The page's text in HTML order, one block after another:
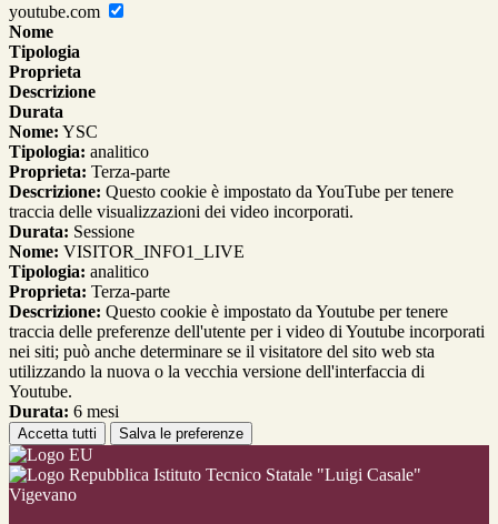
youtube.com
Nome
Tipologia
Proprieta
Descrizione
Durata
Nome: YSC
Tipologia: analitico
Proprieta: Terza-parte
Descrizione: Questo cookie è impostato da YouTube per tenere
traccia delle visualizzazioni dei video incorporati.
Durata: Sessione
Nome: VISITOR_INFO1_LIVE
Tipologia: analitico
Proprieta: Terza-parte
Descrizione: Questo cookie è impostato da Youtube per tenere
traccia delle preferenze dell'utente per i video di Youtube incorporati
nei siti; può anche determinare se il visitatore del sito web sta
utilizzando la nuova o la vecchia versione dell'interfaccia di
Youtube.
Durata: 6 mesi
Accetta tutti Salva le preferenze
Istituto Tecnico Statale "Luigi Casale"
Vigevano